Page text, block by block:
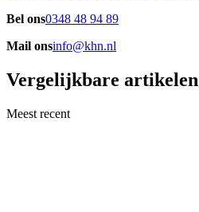
Bel ons0348 48 94 89
Mail onsinfo@khn.nl
Vergelijkbare artikelen
Meest recent